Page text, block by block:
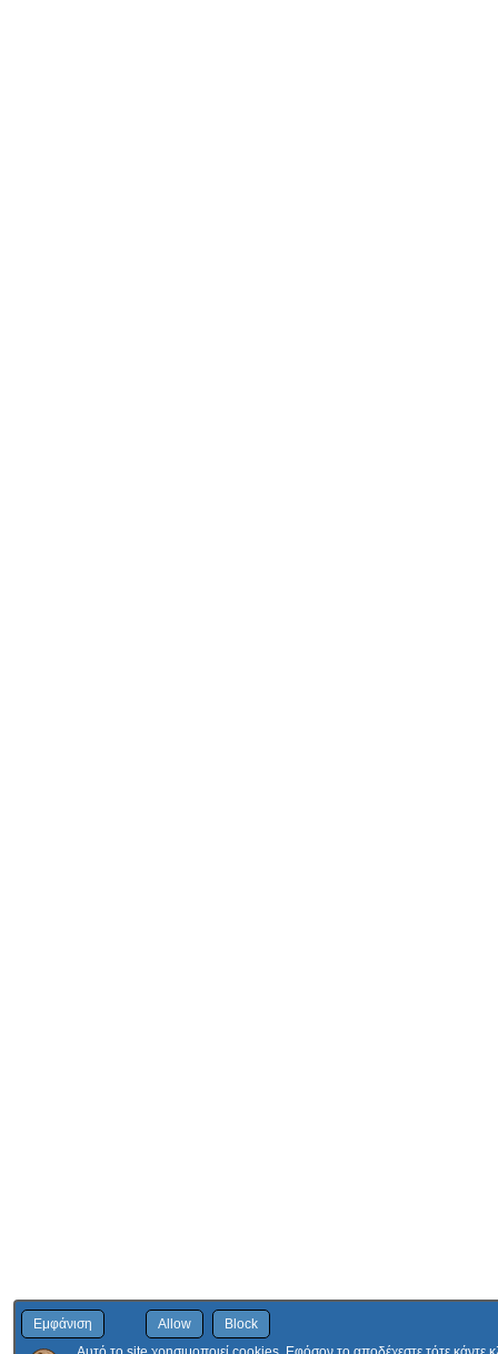
Εμφάνιση Allow Block